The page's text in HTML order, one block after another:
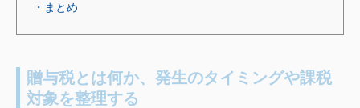
・まとめ
贈与税とは何か、発生のタイミングや課税
対象を整理する